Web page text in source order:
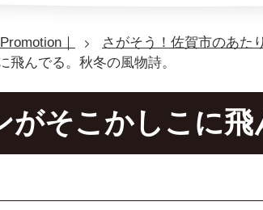
Promotion｜
さがそう！佐賀市のあた
飛んでる。秋冬の風物詩。
がそこかしこに飛